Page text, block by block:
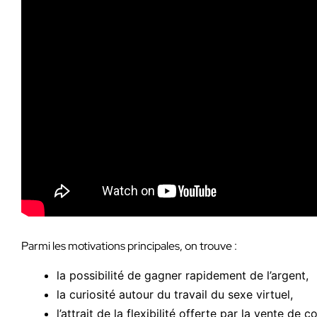
Parmi les motivations principales, on trouve :
la possibilité de gagner rapidement de l’argent,
la curiosité autour du travail du sexe virtuel,
l’attrait de la flexibilité offerte par la vente de